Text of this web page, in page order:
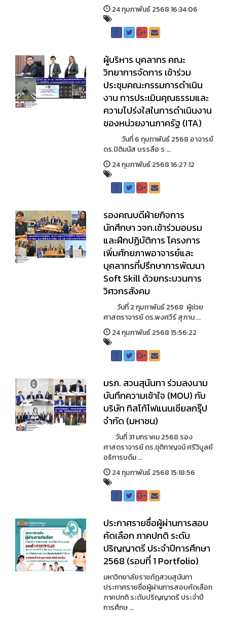
24 กุมภาพันธ์ 2568 16:34:06
ผู้บริหาร บุคลากร คณะ
วิทยาการจัดการ เข้าร่วม
ประชุมคณะกรรมการดำเนิน
งาน การประเมินคุณธรรมและ
ความโปร่งใสในการดำเนินงาน
ของหน่วยงานภาครัฐ (ITA)
วันที่ 6 กุมภาพันธ์ 2568 อาจารย์
ดร.ปิติมนัส บรรลือ ร ...
24 กุมภาพันธ์ 2568 16:27:12
รองคณบดีฝ่ายกิจการ
นักศึกษา วจก.เข้าร่วมอบรม
และฝึกปฏิบัติการ โครงการ
เพิ่มศักยภาพอาจารย์และ
บุคลากรที่ปรึกษาการพัฒนา
Soft Skill ด้วยกระบวนการ
วิศวกรสังคม
วันที่ 2 กุมภาพันธ์ 2568 ผู้ช่วย
ศาสตราจารย์ ดร.พงศวีร์ สุภาน ...
24 กุมภาพันธ์ 2568 15:56:22
มรภ. สวนสุนันทา ร่วมลงนาม
บันทึกความเข้าใจ (MOU) กับ
บริษัท ทิสโก้ไฟแนนเชียลกรุ๊ป
จำกัด (มหาชน)
วันที่ 31 มกราคม 2568 รอง
ศาสตราจารย์ ดร.ชุติกาญจน์ ศรีวิบูลย์
อธิการบดีม ...
24 กุมภาพันธ์ 2568 15:18:56
ประกาศรายชื่อผู้ผ่านการสอบ
คัดเลือก ภาคปกติ ระดับ
ปริญญาตรี ประจำปีการศึกษา
2568 (รอบที่ 1 Portfolio)
มหาวิทยาลัยราชภัฏสวนสุนันทา
ประกาศรายชื่อผู้ผ่านการสอบคัดเลือก
ภาคปกติ ระดับปริญญาตรี ประจำปี
การศึกษ ...